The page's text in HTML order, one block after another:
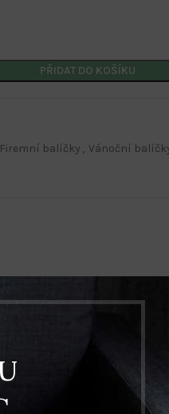
PŘIDAT DO KOŠÍKU
Firemní balíčky , Vánoční